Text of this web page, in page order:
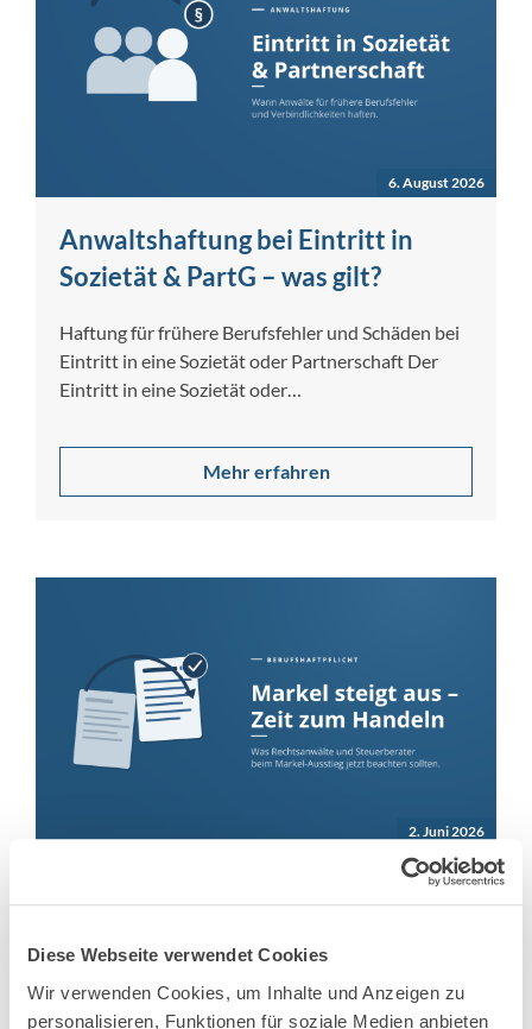
Diese Webseite verwendet Cookies
Wir verwenden Cookies, um Inhalte und Anzeigen zu
personalisieren, Funktionen für soziale Medien anbieten
6. August 2026
Anwaltshaftung bei Eintritt in
Sozietät & PartG – was gilt?
Haftung für frühere Berufsfehler und Schäden bei
Eintritt in eine Sozietät oder Partnerschaft Der
Eintritt in eine Sozietät oder
Mehr erfahren
2. Juni 2026
Steuerberater aus
Markel gibt das Geschäft mit Rechtsanwälten und